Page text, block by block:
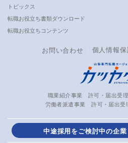
トピックス
転職お役立ち書類ダウンロード
転職お役立ちコンテンツ
お問い合わせ 個人情報
職業紹介事業 許可・届出受
労働者派遣事業 許可・届出受
中途採用をご検討中の企